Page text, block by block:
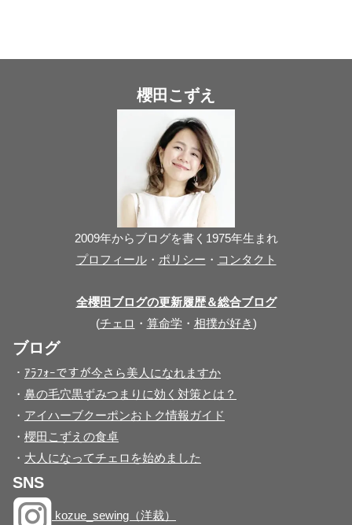
櫻田こずえ
2009年からブログを書く1975年生まれ
プロフィール・ ポリシー ・ コンタクト
全櫻田ブログの更新履歴＆総合ブログ
(チェロ ・ 算命学 ・ 相撲が好き)
ブログ
・ ｱﾗﾌｫｰですが今さら美人になれますか
・ 鼻の毛穴黒ずみつまりに効く対策とは？
・ アイハーブクーポンおトク情報ガイド
・ 櫻田こずえの食卓
・ 大人になってチェロを始めました
SNS
kozue_sewing（洋裁）